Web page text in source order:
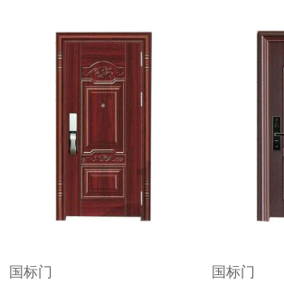
国标门 国标门